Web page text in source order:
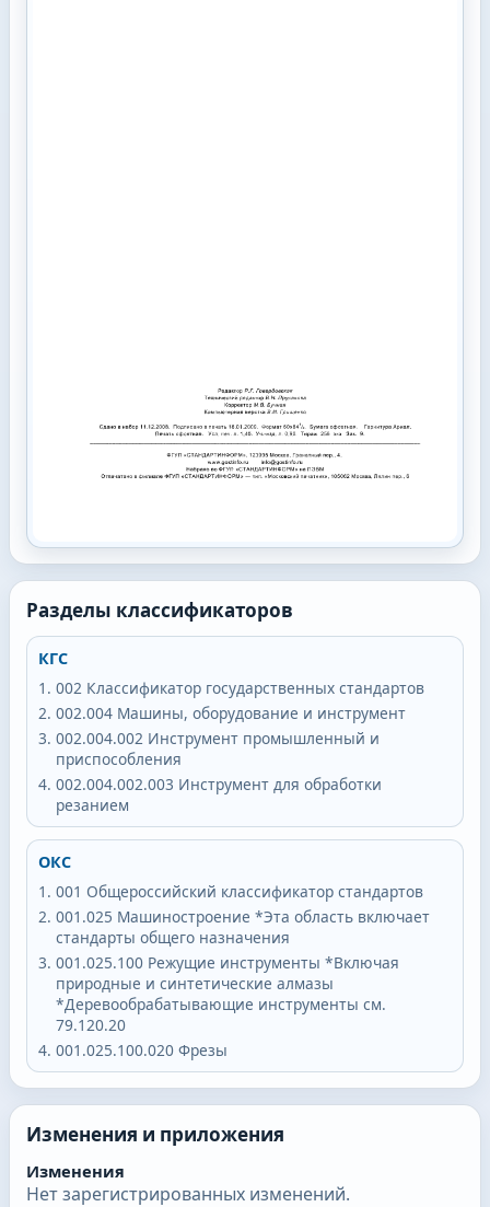
Разделы классификаторов
КГС
002 Классификатор государственных стандартов
002.004 Машины, оборудование и инструмент
002.004.002 Инструмент промышленный и
приспособления
002.004.002.003 Инструмент для обработки
резанием
ОКС
001 Общероссийский классификатор стандартов
001.025 Машиностроение *Эта область включает
стандарты общего назначения
001.025.100 Режущие инструменты *Включая
природные и синтетические алмазы
*Деревообрабатывающие инструменты см.
79.120.20
001.025.100.020 Фрезы
Изменения и приложения
Изменения
Нет зарегистрированных изменений.